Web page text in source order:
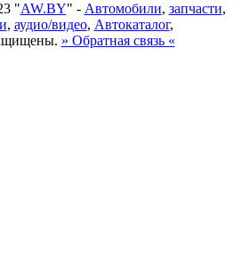
"AW.BY" - Автомобили, запчасти,
, аудио/видео, Автокаталог,
» Обратная связь «